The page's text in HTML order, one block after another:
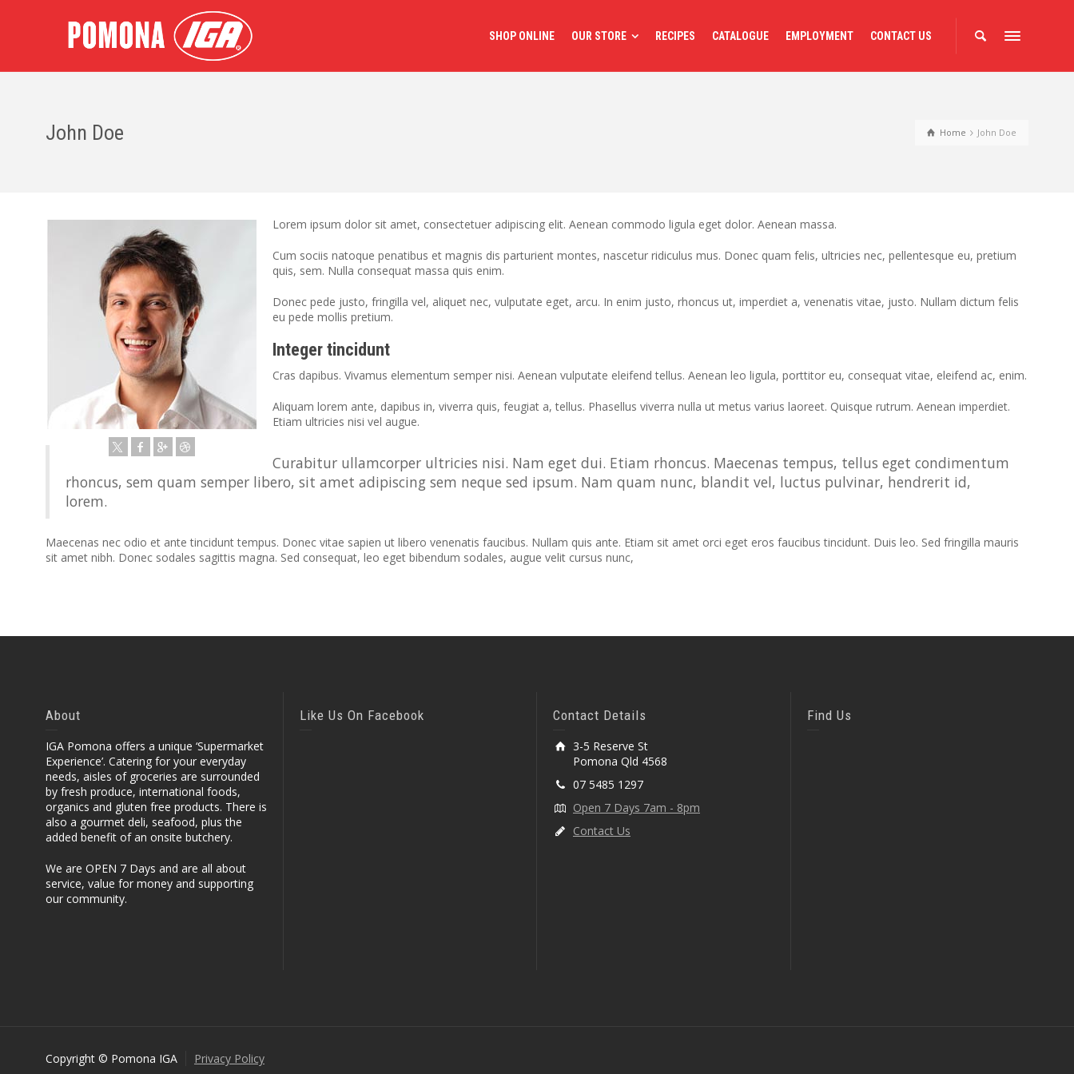
SHOP ONLINE OUR STORE RECIPES CATALOGUE EMPLOYMENT CONTACT US
Home John Doe
John Doe
Lorem ipsum dolor sit amet, consectetuer adipiscing elit. Aenean commodo ligula eget dolor. Aenean massa.
Cum sociis natoque penatibus et magnis dis parturient montes, nascetur ridiculus mus. Donec quam felis, ultricies nec, pellentesque eu, pretium
quis, sem. Nulla consequat massa quis enim.
Donec pede justo, fringilla vel, aliquet nec, vulputate eget, arcu. In enim justo, rhoncus ut, imperdiet a, venenatis vitae, justo. Nullam dictum felis
eu pede mollis pretium.
Integer tincidunt
Cras dapibus. Vivamus elementum semper nisi. Aenean vulputate eleifend tellus. Aenean leo ligula, porttitor eu, consequat vitae, eleifend ac, enim.
Aliquam lorem ante, dapibus in, viverra quis, feugiat a, tellus. Phasellus viverra nulla ut metus varius laoreet. Quisque rutrum. Aenean imperdiet.
Etiam ultricies nisi vel augue.
Curabitur ullamcorper ultricies nisi. Nam eget dui. Etiam rhoncus. Maecenas tempus, tellus eget condimentum
rhoncus, sem quam semper libero, sit amet adipiscing sem neque sed ipsum. Nam quam nunc, blandit vel, luctus pulvinar, hendrerit id,
lorem.
Maecenas nec odio et ante tincidunt tempus. Donec vitae sapien ut libero venenatis faucibus. Nullam quis ante. Etiam sit amet orci eget eros faucibus tincidunt. Duis leo. Sed fringilla mauris
sit amet nibh. Donec sodales sagittis magna. Sed consequat, leo eget bibendum sodales, augue velit cursus nunc,
About
IGA Pomona offers a unique ‘Supermarket
Experience’. Catering for your everyday
needs, aisles of groceries are surrounded
by fresh produce, international foods,
organics and gluten free products. There is
also a gourmet deli, seafood, plus the
added benefit of an onsite butchery.
We are OPEN 7 Days and are all about
service, value for money and supporting
our community.
Like Us On Facebook Contact Details
3-5 Reserve St
Pomona Qld 4568
07 5485 1297
Open 7 Days 7am - 8pm
Contact Us
Find Us
Copyright © Pomona IGA Privacy Policy